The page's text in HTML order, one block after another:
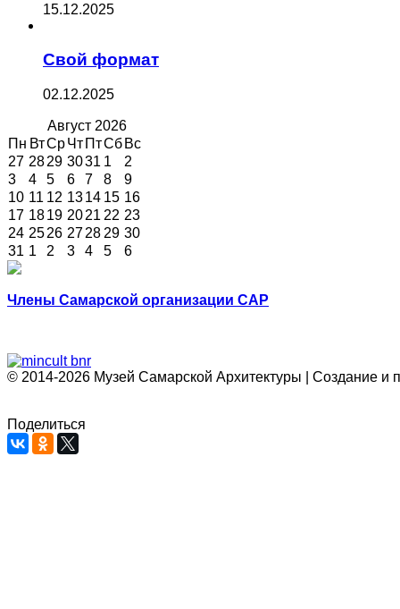
15.12.2025
Свой формат
02.12.2025
Август 2026
Пн ВтСрЧт ПтСб Вс
27 2829 3031 1
2
3
4 5 6 7 8
9
10 11 12 1314 15 16
17 1819 2021 22 23
24 2526 2728 29 30
31 1 2 3 4 5 6
Члены Самарской организации САР
© 2014-2026 Музей Самарской Архитектуры | Создание и
Поделиться